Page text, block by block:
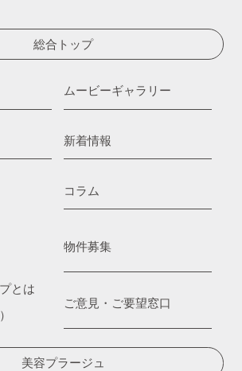
総合トップ
とは
ムービーギャラリー
新着情報
コラム
物件募集
ご意見・ご要望窓口
美容プラージュ